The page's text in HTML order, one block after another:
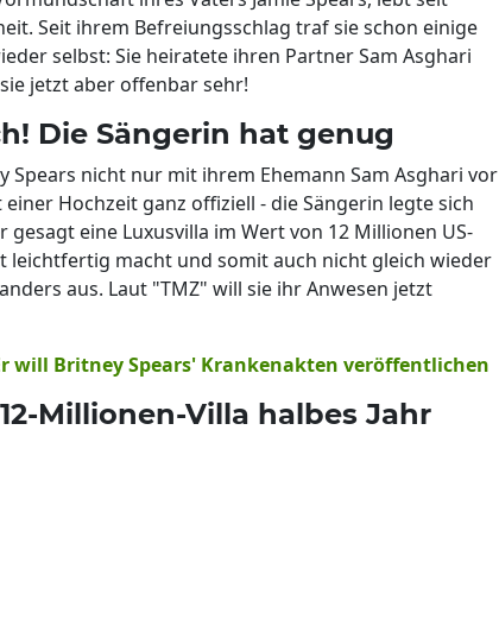
Seit ihrem Befreiungsschlag traf sie schon einige
selbst: Sie heiratete ihren Partner Sam Asghari
jetzt aber offenbar sehr!
Die Sängerin hat genug
Spears nicht nur mit ihrem Ehemann Sam Asghari vor
Hochzeit ganz offiziell - die Sängerin legte sich
gesagt eine Luxusvilla im Wert von 12 Millionen US-
leichtfertig macht und somit auch nicht gleich wieder
aus. Laut "TMZ" will sie ihr Anwesen jetzt
will Britney Spears' Krankenakten veröffentlichen
Millionen-Villa halbes Jahr